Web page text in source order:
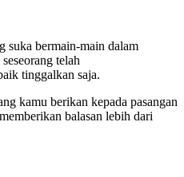
suka bermain-main dalam
telah
tinggalkan saja.
kamu berikan kepada pasangan
balasan lebih dari